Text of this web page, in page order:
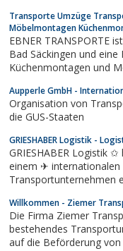
Transporte Umzüge
Möbelmontagen
EBNER TRANSPORTE
Bad Säckingen und
Küchenmontagen und
bundesweit im ganzen
Alles um den Umzug
Aupperle GmbH -
Organisation von
die GUS-Staaten
GRIESHABER Logistik -
GRIESHABER Logistik
einem ✈ internationalen
Transportunternehmen
Willkommen - Ziemer
Die Firma Ziemer
bestehendes
auf die Beförderung von